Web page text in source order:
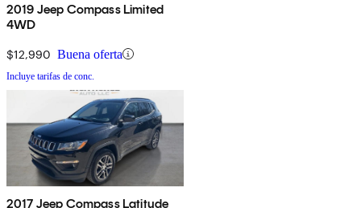
2019 Jeep Compass Limited
4WD
$12,990 Buena oferta
Incluye tarifas de conc.
2017 Jeep Compass Latitude